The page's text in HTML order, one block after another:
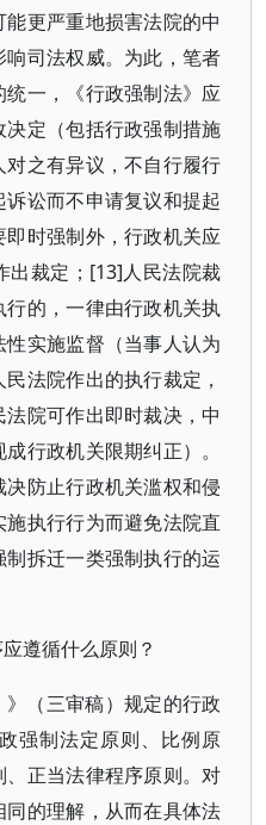
更严重地损害法院的中
司法权威。为此，笔者
一，《行政强制法》应
定（包括行政强制措施
之有异议，不自行履行
讼而不申请复议和提起
时强制外，行政机关应
出裁定；[13]人民法院裁
的，一律由行政机关执
实施监督（当事人认为
法院作出的执行裁定，
院可作出即时裁决，中
行政机关限期纠正）。
防止行政机关滥权和侵
执行行为而避免法院直
拆迁一类强制执行的运
遵循什么原则？
》（三审稿）规定的行政
强制法定原则、比例原
正当法律程序原则。对
的理解，从而在具体法